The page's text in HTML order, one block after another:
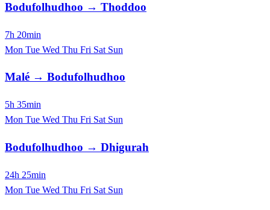
Bodufolhudhoo → Thoddoo
7h 20min
Mon Tue Wed Thu Fri Sat Sun
Malé → Bodufolhudhoo
5h 35min
Mon Tue Wed Thu Fri Sat Sun
Bodufolhudhoo → Dhigurah
24h 25min
Mon Tue Wed Thu Fri Sat Sun